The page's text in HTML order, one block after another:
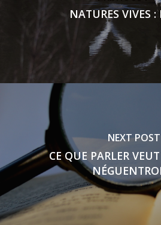
NATURES VIVES
NEXT POST
CE QUE PARLER